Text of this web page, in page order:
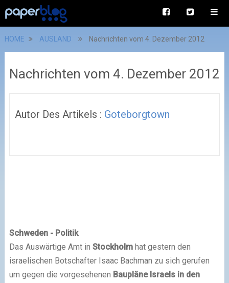
HOME AUSLAND Nachrichten vom 4. Dezember 2012
Nachrichten vom 4. Dezember 2012
Autor Des Artikels : Goteborgtown
Schweden - Politik
Das Auswärtige Amt in Stockholmhat gestern den
israelischen Botschafter Isaac Bachman zu sich gerufen
um gegen die vorgesehenen Baupläne Israels in den